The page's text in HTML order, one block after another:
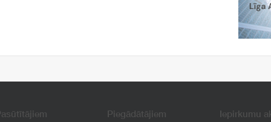
Piegādātājiem Iepirkumu